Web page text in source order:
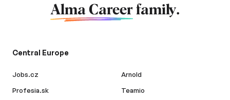
Alma Career family.
Central Europe
Jobs.cz
Profesia.sk
Arnold
Teamio